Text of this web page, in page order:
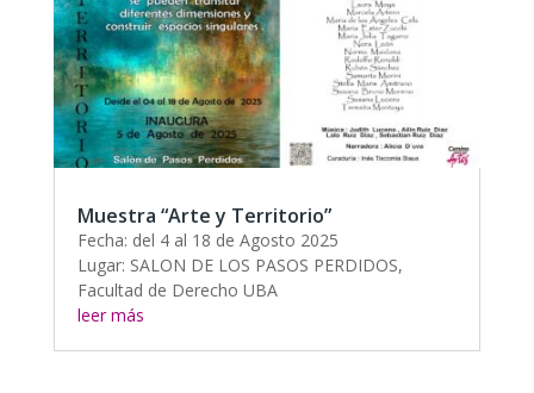
Muestra “Arte y Territorio”
Fecha: del 4 al 18 de Agosto 2025
Lugar: SALON DE LOS PASOS PERDIDOS,
Facultad de Derecho UBA
leer más